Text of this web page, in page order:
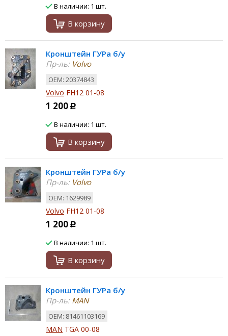
В наличии: 1 шт.
В корзину
Кронштейн ГУРа б/у
Пр-ль:Volvo
ОЕМ: 20374843
Volvo FH12 01-08
1 200 Р
В наличии: 1 шт.
В корзину
Кронштейн ГУРа б/у
Пр-ль:Volvo
ОЕМ: 1629989
Volvo FH12 01-08
1 200 Р
В наличии: 1 шт.
В корзину
Кронштейн ГУРа б/у
Пр-ль:MAN
ОЕМ: 81461103169
MAN TGA 00-08